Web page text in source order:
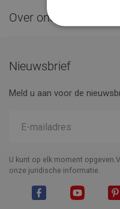
Over ons
Nieuwsbrief
Meld u aan voor de
U kunt op elk moment
onze juridische informatie.